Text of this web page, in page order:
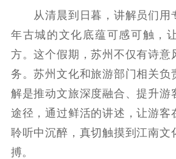
机关党建
党建要闻 学
文化人才
紫金人才 职
数据资源
从清晨到日暮，讲解员们用
年古城的文化底蕴可感可触，
方。这个假期，苏州不仅有诗意
务。苏州文化和旅游部门相关负
解是推动文旅深度融合、提升游
途径，通过鲜活的讲述，让游客
聆听中沉醉，真切触摸到江南文
搏。